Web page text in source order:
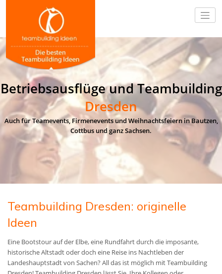
Betriebsausflüge und Teambuilding
Dresden
Auch für Teamevents, Firmenevents und Weihnachtsfeiern in Bautzen,
Cottbus und ganz Sachsen.
Teambuilding Dresden: originelle
Ideen
Eine Bootstour auf der Elbe, eine Rundfahrt durch die imposante,
historische Altstadt oder doch eine Reise ins Nachtleben der
Landeshauptstadt von Sachen? All das ist möglich mit Teambuilding